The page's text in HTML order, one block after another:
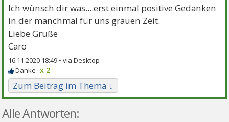
Ich wünsch dir was....erst einmal positive Gedanken
in der manchmal für uns grauen Zeit.
Liebe Grüße
Caro
16.11.2020 18:49 •
x 2
Zum Beitrag im Thema ↓
Alle Antworten: